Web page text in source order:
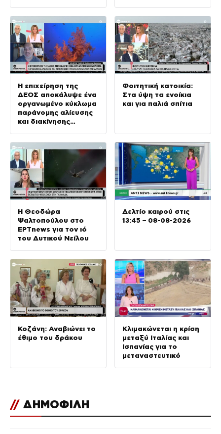
Η επιχείρηση της
ΔΕΟΣ αποκάλυψε ένα
οργανωμένο κύκλωμα
παράνομης αλίευσης
και διακίνησης
Φοιτητική κατοικία:
Στα ύψη τα ενοίκια
και για παλιά σπίτια
Η Θεοδώρα
Ψαλτοπούλου στο
ΕΡΤnews για τον ιό
του Δυτικού Νείλου
Δελτίο καιρού στις
13:45 – 08-08-2026
Κοζάνη: Αναβιώνει το
έθιμο του δράκου
Κλιμακώνεται η κρίση
μεταξύ Ιταλίας και
Ισπανίας για το
μεταναστευτικό
// ΔΗΜΟΦΙΛΗ